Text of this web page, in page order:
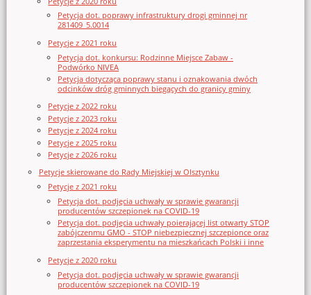
Petycja dot. poprawy infrastruktury drogi gminnej nr
281409_5.0014
Petycje z 2021 roku
Petycja dot. konkursu: Rodzinne Miejsce Zabaw -
Podwórko NIVEA
Petycja dotycząca poprawy stanu i oznakowania dwóch
odcinków dróg gminnych biegących do granicy gminy
Petycje z 2022 roku
Petycje z 2023 roku
Petycje z 2024 roku
Petycje z 2025 roku
Petycje z 2026 roku
Petycje skierowane do Rady Miejskiej w Olsztynku
Petycje z 2021 roku
Petycja dot. podjęcia uchwały w sprawie gwarancji
producentów szczepionek na COVID-19
Petycja dot. podjęcia uchwały poierającej list otwarty STOP
zabójczenmu GMO - STOP niebezpiecznej szczepionce oraz
zaprzestania eksperymentu na mieszkańcach Polski i inne
Petycje z 2020 roku
Petycja dot. podjęcia uchwały w sprawie gwarancji
producentów szczepionek na COVID-19